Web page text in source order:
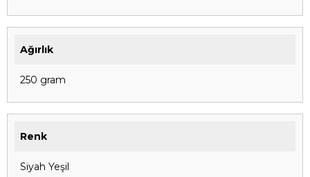
Ağırlık
250 gram
Renk
Siyah Yeşil